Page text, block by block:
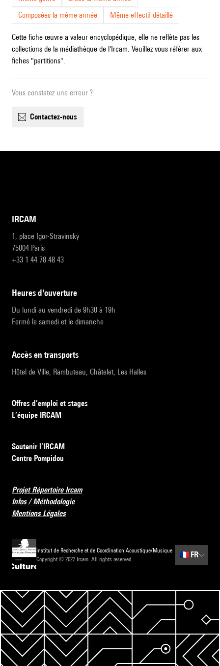
Composées la même année
Même effectif détaillé
Cette fiche œuvre a valeur encyclopédique, elle ne reflète pas les
collections de la médiathèque de l'Ircam. Veuillez vous référer aux
fiches "partitions".
Vous constatez une erreur ?
contactez-nous
IRCAM
1, place Igor-Stravinsky
75004 Paris
+33 1 44 78 48 43
heures d'ouverture
Du lundi au vendredi de 9h30 à 19h
Fermé le samedi et le dimanche
accès en transports
Hôtel de Ville, Rambuteau, Châtelet, Les Halles
Offres d’emploi et stages
L’équipe IRCAM
Soutenir l’IRCAM
Centre Pompidou
Projet Répertoire Ircam
Infos / Méthodologie
Mentions Légales
Institut de Recherche et de Coordination Acoustique/Musique
Copyright © 2022 Ircam. All rights reserved.
🇫🇷 FR